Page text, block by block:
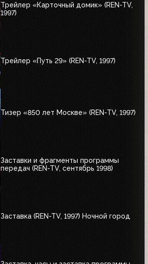
Трейлер «Карточный домик» (REN-TV,
1997)
Трейлер «Путь 29» (REN-TV, 1997)
Тизер «850 лет Москве» (REN-TV, 1997)
Заставки и фрагменты программы
передач (REN-TV, сентябрь 1998)
Заставка (REN-TV, 1997) Ночной город